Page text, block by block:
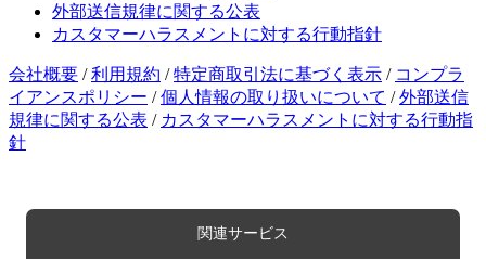
外部送信規律に関する公表
カスタマーハラスメントに対する行動指針
会社概要 / 利用規約 / 特定商取引法に基づく表示 / コンプラ
イアンスポリシー / 個人情報の取り扱いについて / 外部送信
規律に関する公表 / カスタマーハラスメントに対する行動指
針
関連サービス